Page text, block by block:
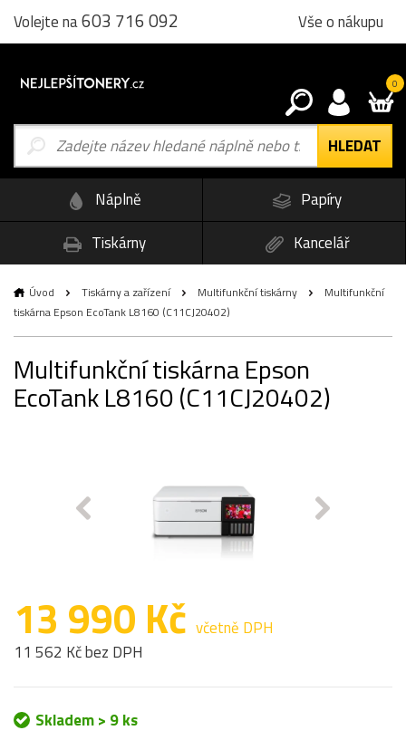
Volejte na603 716 092 Vše o nákupu
0
Náplně
Papíry
Tiskárny
Kancelář
Úvod Tiskárny a zařízení Multifunkční tiskárny
Multifunkční
tiskárna Epson EcoTank L8160 (C11CJ20402)
Multifunkční tiskárna Epson
EcoTank L8160 (C11CJ20402)
13 990 Kč včetně DPH
11 562 Kč bez DPH
Skladem > 9 ks